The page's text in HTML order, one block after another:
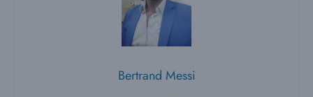
Bertrand Messi